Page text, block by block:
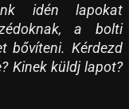
idén lapokat
a bolti
bővíteni. Kérdezd
Kinek küldj lapot?